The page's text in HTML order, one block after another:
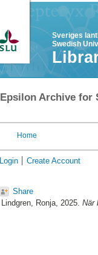
Sveriges
Swedish
Epsilon Archive for
Home
Login Create Account
Share
Lindgren, Ronja, 2025. När